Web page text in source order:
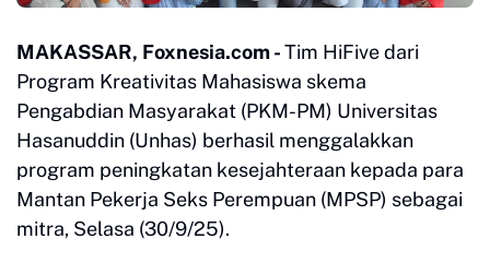
MAKASSAR, Foxnesia.com -Tim HiFive dari
Program Kreativitas Mahasiswa skema
Pengabdian Masyarakat (PKM-PM) Universitas
Hasanuddin (Unhas) berhasil menggalakkan
program peningkatan kesejahteraan kepada para
Mantan Pekerja Seks Perempuan (MPSP) sebagai
mitra, Selasa (30/9/25).